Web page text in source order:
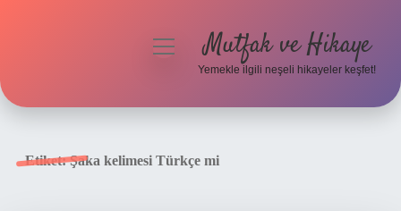
menüyüMutfak ve Hikaye
Yemekle ilgili neşeli hikayeler keşfet!
Etiket:Şaka kelimesi Türkçe mi